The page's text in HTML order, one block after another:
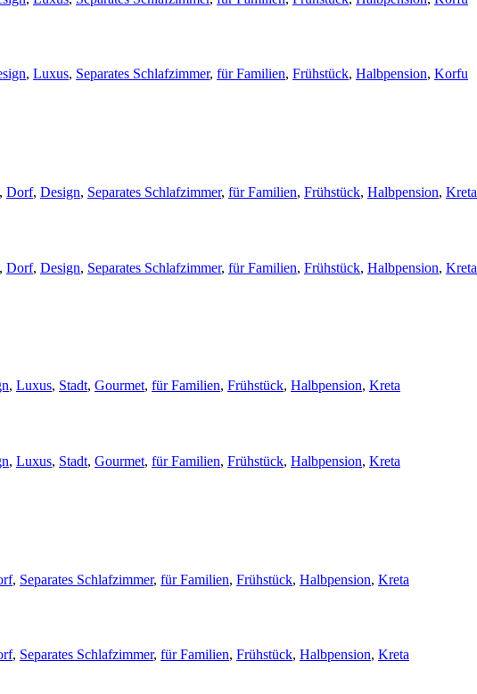
, Luxus, Separates Schlafzimmer, für Familien, Frühstück, Halbpension, Korfu
, Dorf, Design, Separates Schlafzimmer, für Familien, Frühstück, Halbpension, Kreta
, Dorf, Design, Separates Schlafzimmer, für Familien, Frühstück, Halbpension, Kreta
, Luxus, Stadt, Gourmet, für Familien, Frühstück, Halbpension, Kreta
, Luxus, Stadt, Gourmet, für Familien, Frühstück, Halbpension, Kreta
, Separates Schlafzimmer, für Familien, Frühstück, Halbpension, Kreta
, Separates Schlafzimmer, für Familien, Frühstück, Halbpension, Kreta